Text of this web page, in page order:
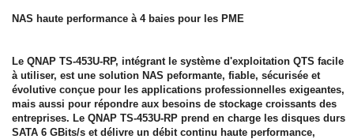
NAS haute performance à 4 baies pour les PME
Le QNAP TS-453U-RP, intégrant le système d'exploitation QTS facile
à utiliser, est une solution NAS peformante, fiable, sécurisée et
évolutive conçue pour les applications professionnelles exigeantes,
mais aussi pour répondre aux besoins de stockage croissants des
entreprises. Le QNAP TS-453U-RP prend en charge les disques durs
SATA 6 GBits/s et délivre un débit continu haute performance,